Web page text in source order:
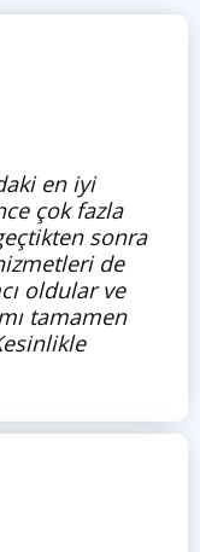
en iyi
çok fazla
sonra
de
oldular ve
tamamen